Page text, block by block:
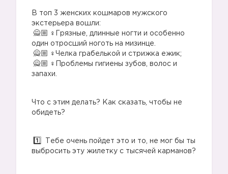
В топ 3 женских кошмаров мужского
экстерьера вошли:
‍♀️Грязные, длинные ногти и особенно
один отросший ноготь на мизинце.
‍♀️Челка грабелькой и стрижка ежик;
‍♀️Проблемы гигиены зубов, волос и
запахи.
Что с этим делать? Как сказать, чтобы не
обидеть?
Тебе очень пойдет это и то, не мог бы ты
выбросить эту жилетку с тысячей карманов?